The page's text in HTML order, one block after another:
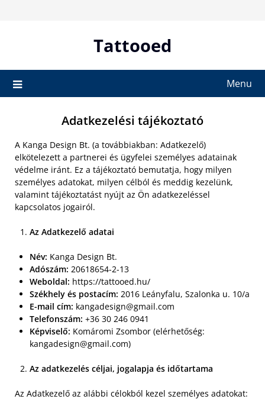
Tattooed
Menu
Adatkezelési tájékoztató
A Kanga Design Bt. (a továbbiakban: Adatkezelő)
elkötelezett a partnerei és ügyfelei személyes adatainak
védelme iránt. Ez a tájékoztató bemutatja, hogy milyen
személyes adatokat, milyen célból és meddig kezelünk,
valamint tájékoztatást nyújt az Ön adatkezeléssel
kapcsolatos jogairól.
Az Adatkezelő adatai
Név: Kanga Design Bt.
Adószám: 20618654-2-13
Weboldal: https://tattooed.hu/
Székhely és postacím: 2016 Leányfalu, Szalonka u. 10/a
E-mail cím: kangadesign@gmail.com
Telefonszám: +36 30 246 0941
Képviselő: Komáromi Zsombor (elérhetőség:
kangadesign@gmail.com)
Az adatkezelés céljai, jogalapja és időtartama
Az Adatkezelő az alábbi célokból kezel személyes adatokat: